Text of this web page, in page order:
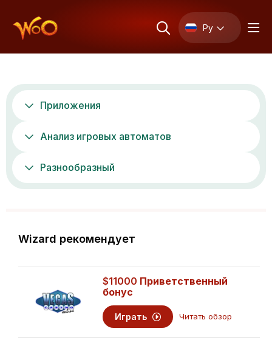
Ру
Приложения
Анализ игровых автоматов
Разнообразный
Wizard рекомендует
$11000 Приветственный
бонус
Играть Читать обзор